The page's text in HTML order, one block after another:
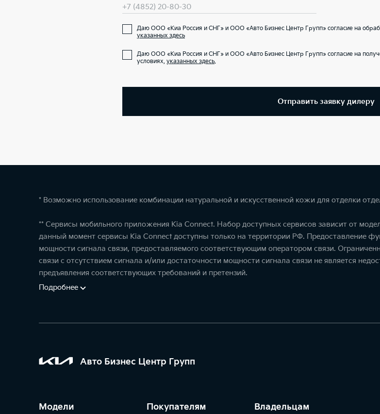
+7 (4852) 20-80-30
Даю ООО «Киа Россия и СНГ» и ООО «Авто Бизнес Центр Групп» согласие на
указанных здесь
Даю ООО «Киа Россия и СНГ» и ООО «Авто Бизнес Центр Групп» согласие на
условиях, указанных здесь.
Отправить заявку дилеру
* Возможно использование комбинации натуральной и искусственной кожи для отделки
** Сервисы мобильного приложения Kia Connect. Набор доступных сервисов зависит от
данный момент сервисы Kia Connect доступны только на территории РФ. Предоставление
мощности сигнала связи, предоставляемого соответствующим оператором связи.
связи с отсутствием сигнала и/или достаточности мощности сигнала связи не является
предъявления соответствующих требований и претензий.
Подробнее
Авто Бизнес Центр Групп
Модели Покупателям Владельцам